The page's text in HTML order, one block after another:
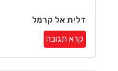
דלית אל קרמל
קרא תגובה